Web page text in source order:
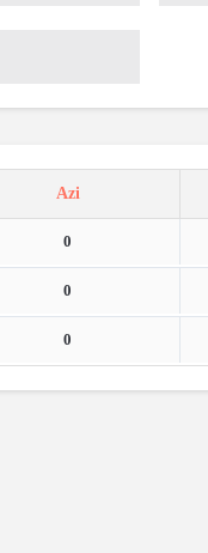
Azi
0
0
0